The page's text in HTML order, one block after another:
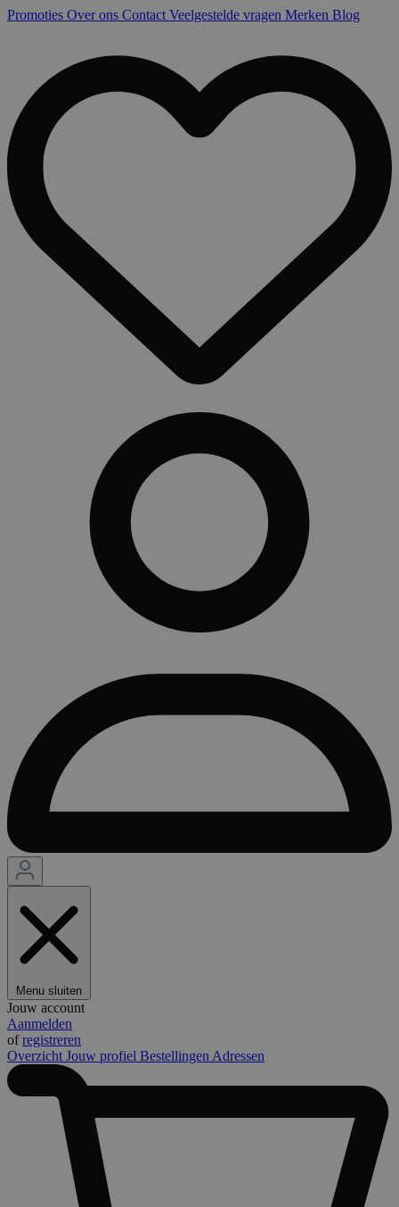
Promoties Over ons Contact Veelgestelde vragen Merken Blog
Menu sluiten
Jouw account
Aanmelden
ofregistreren
Overzicht Jouw profiel Bestellingen Adressen